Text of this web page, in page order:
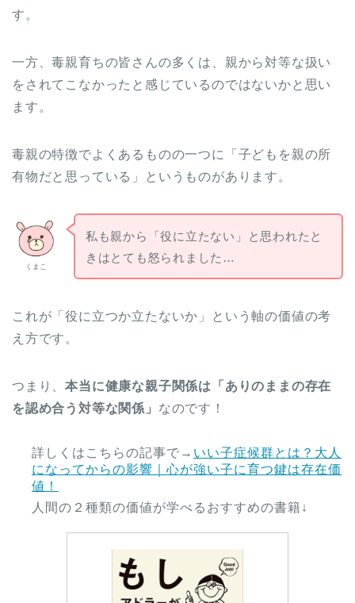
す。
一方、毒親育ちの皆さんの多くは、親から対等な扱い
をされてこなかったと感じているのではないかと思い
ます。
毒親の特徴でよくあるものの一つに「子どもを親の所
有物だと思っている」というものがあります。
くまこ
私も親から「役に立たない」と思われたと
きはとても怒られました…
これが「役に立つか立たないか」という軸の価値の考
え方です。
つまり、本当に健康な親子関係は「ありのままの存在
を認め合う対等な関係」 なのです！
詳しくはこちらの記事で→ いい子症候群とは？大人
になってからの影響｜心が強い子に育つ鍵は存在価
値！
人間の２種類の価値が学べるおすすめの書籍↓